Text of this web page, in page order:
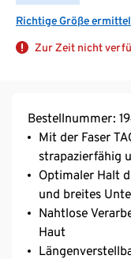
Richtige Größe
Zur Zeit nicht
Bestellnummer:
Mit der Faser
strapazierfähig
Optimaler Halt
und breites
Nahtlose
Haut